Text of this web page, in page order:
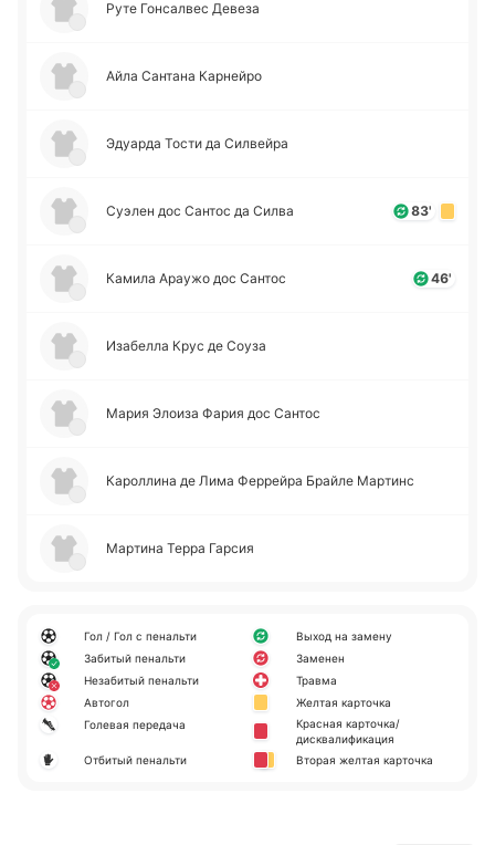
Руте Го­нса­лвес Девеза
Айла Са­нта­на Ка­рней­ро
Эдуа­рда Тости да Си­лвей­ра
Суэлен дос Сантос да Силва 83'
Камила Араужо дос Сантос 46'
Иза­бе­лла Крус де Соуза
Мария Элоиза Фария дос Сантос
Ка­ро­лли­на де Лима Фе­ррей­ра Брайле Ма­ртинс
Ма­рти­на Терра Гарсия
Гол / Гол с пенальти
Забитый пенальти
Незабитый пенальти
Автогол
Голевая передача
Отбитый пенальти
Выход на замену
Заменен
Травма
Желтая карточка
Красная карточка/
дисквалификация
Вторая желтая карточка